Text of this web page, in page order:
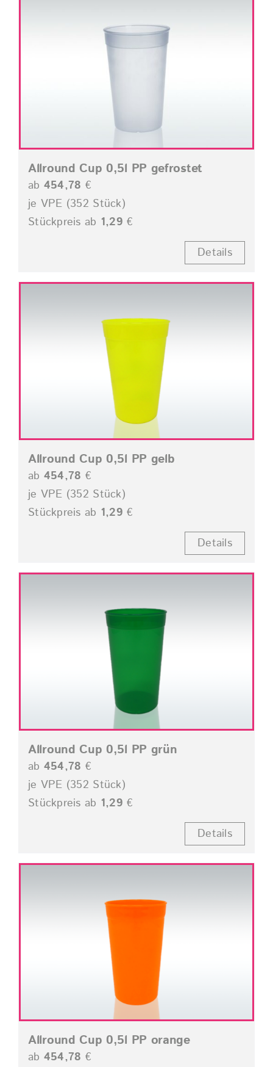
Allround Cup 0,5l PP gefrostet
ab 454,78 €
je VPE (352 Stück)
Stückpreis ab 1,29 €
Details
Allround Cup 0,5l PP gelb
ab 454,78 €
je VPE (352 Stück)
Stückpreis ab 1,29 €
Details
Allround Cup 0,5l PP grün
ab 454,78 €
je VPE (352 Stück)
Stückpreis ab 1,29 €
Details
Allround Cup 0,5l PP orange
ab 454,78 €